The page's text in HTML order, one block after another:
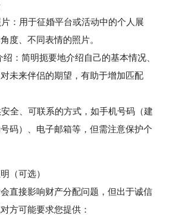
用于征婚平台或活动中的个人展
度、不同表情的照片。
简明扼要地介绍自己的基本情况、
未来伴侣的期望，有助于增加匹配
、可联系的方式，如手机号码（建
码）、电子邮箱等，但需注意保护个
（可选）
接影响财产分配问题，但出于诚信
方可能要求您提供：